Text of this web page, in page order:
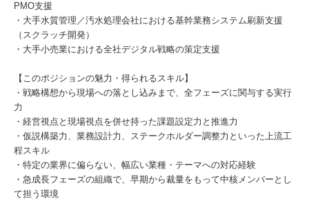
PMO支援
・大手水質管理／汚水処理会社における基幹業務システム刷新支援
（スクラッチ開発）
・大手小売業における全社デジタル戦略の策定支援
【このポジションの魅力・得られるスキル】
・戦略構想から現場への落とし込みまで、全フェーズに関与する実行
力
・経営視点と現場視点を併せ持った課題設定力と推進力
・仮説構築力、業務設計力、ステークホルダー調整力といった上流工
程スキル
・特定の業界に偏らない、幅広い業種・テーマへの対応経験
・急成長フェーズの組織で、早期から裁量をもって中核メンバーとし
て担う環境